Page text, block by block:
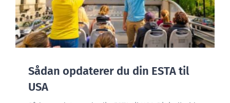
Sådan opdaterer du din ESTA til
USA